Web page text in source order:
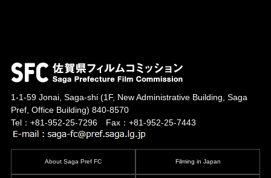
1-1-59 Jonai, Saga-shi(1F, New Administrative Building, Saga
Pref, Office Building) 840-8570
Tel：+81-952-25-7296 Fax：+81-952-25-7443
About Saga Pref FC Filming in Japan